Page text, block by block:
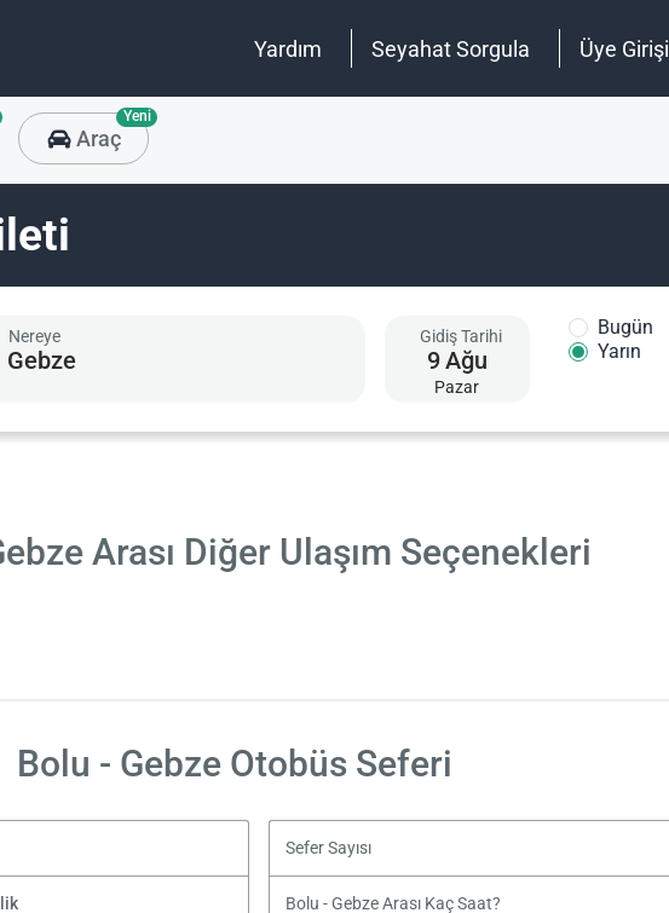
Yardım Seyahat Sorgula Üye Girişi
Araç
Yeni
Nereye Gidiş Tarihi
9Ağu
Pazar
Bugün
Yarın
Arası Diğer Ulaşım Seçenekleri
Bolu - Gebze Otobüs Seferi
Sefer Sayısı
Bolu - Gebze Arası Kaç Saat?